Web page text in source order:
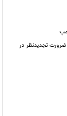
تجدیدنظر در